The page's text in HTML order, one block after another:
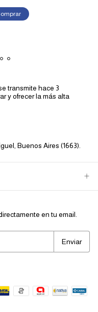
transmite hace 3
y ofrecer la más alta
Buenos Aires (1663).
en tu email.